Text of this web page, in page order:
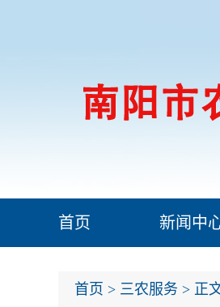
首页 新闻中
首页 > 三农服务 > 正